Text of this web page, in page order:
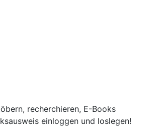
recherchieren, E-Books
einloggen und loslegen!